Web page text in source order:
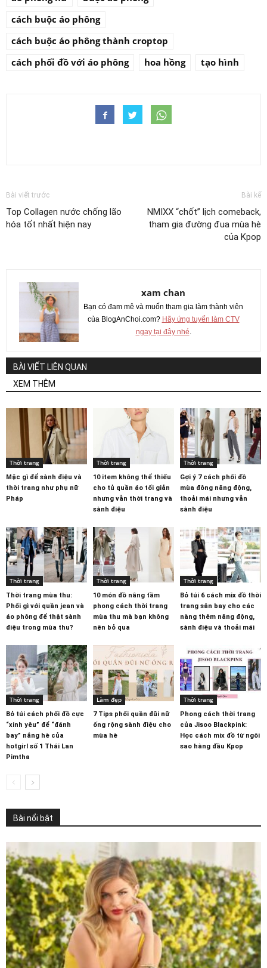
cách buộc áo phông
cách buộc áo phông thành croptop
cách phối đồ với áo phông
hoa hồng tạo hình
Bài viết trước
Top Collagen nước chống lão
hóa tốt nhất hiện nay
Bài kế
NMIXX “chốt” lịch comeback,
tham gia đường đua mùa hè
của Kpop
xam chan
Bạn có đam mê và muốn tham gia làm thành viên
của BlogAnChoi.com? Hãy ứng tuyển làm CTV
ngay tại đây nhé.
BÀI VIẾT LIÊN QUAN
XEM THÊM
Thời trang
Mặc gì để sành điệu và
thời trang như phụ nữ
Pháp
Thời trang
10 item không thể thiếu
cho tủ quần áo tối giản
nhưng vẫn thời trang và
sành điệu
Thời trang
Gợi ý 7 cách phối đồ
mùa đông năng động,
thoải mái nhưng vẫn
sành điệu
Thời trang
Thời trang mùa thu:
Phối gì với quần jean và
áo phông để thật sành
điệu trong mùa thu?
Thời trang
10 món đồ nâng tầm
phong cách thời trang
mùa thu mà bạn không
nên bỏ qua
Thời trang
Bỏ túi 6 cách mix đồ thời
trang sân bay cho các
nàng thêm năng động,
sành điệu và thoải mái
Thời trang
Bỏ túi cách phối đồ cực
“xinh yêu” để “đánh
bay” nắng hè của
hotgirl số 1 Thái Lan
Pimtha
Làm đẹp
7 Tips phối quần đũi nữ
ống rộng sành điệu cho
mùa hè
Thời trang
Phong cách thời trang
của Jisoo Blackpink:
Học cách mix đồ từ ngôi
sao hàng đầu Kpop
Bài nổi bật